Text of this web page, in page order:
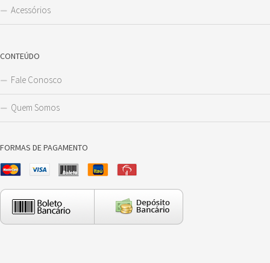
Acessórios
CONTEÚDO
Fale Conosco
Quem Somos
FORMAS DE PAGAMENTO